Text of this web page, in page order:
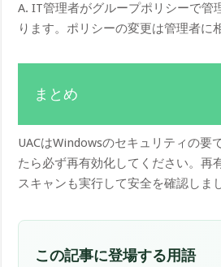
A. IT管理者がグループポリシーで管
ります。ポリシーの変更は管理者に
まとめ
UACはWindowsのセキュリティの要
たら必ず再有効化してください。再
スキャンも実行して安全を確認しま
この記事に登場する用語